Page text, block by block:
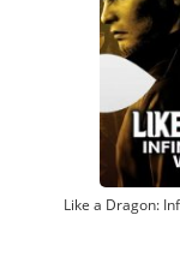
Like a Dragon: